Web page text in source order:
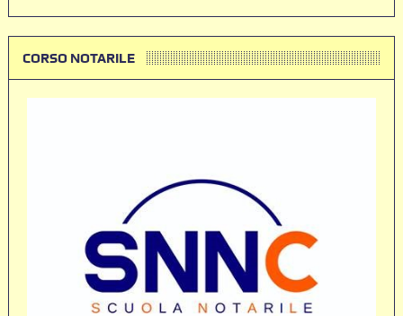
CORSO NOTARILE